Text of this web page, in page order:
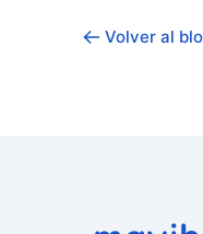
Volver al